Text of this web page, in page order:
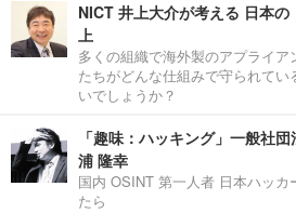
NICT 井上大介が考える 日本
上
多くの組織で海外製のアプライ
たちがどんな仕組みで守られて
いでしょうか？
「趣味：ハッキング」一般社
浦 隆幸
国内 OSINT 第一人者 日本ハッカ
たら